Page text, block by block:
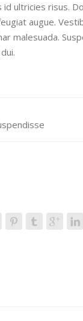
id ultricies risus.
augue.
malesuada.